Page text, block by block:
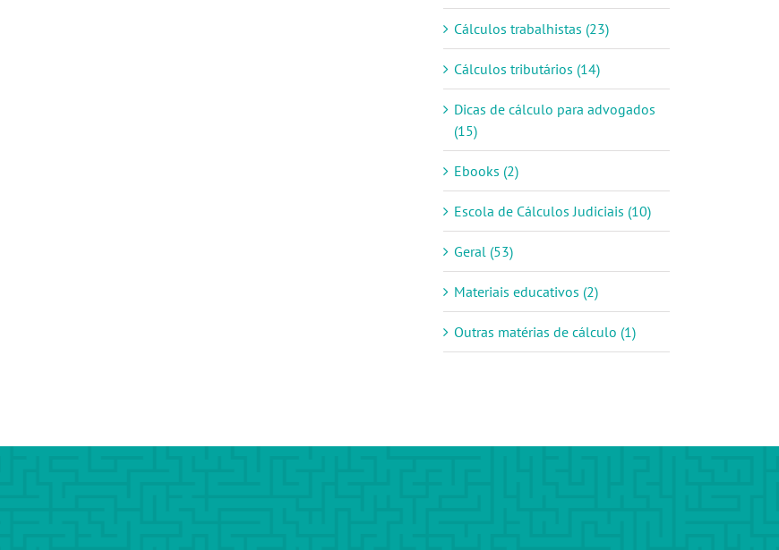
Cálculos trabalhistas (23)
Cálculos tributários (14)
Dicas de cálculo para advogados
(15)
Ebooks (2)
Escola de Cálculos Judiciais (10)
Geral (53)
Materiais educativos (2)
Outras matérias de cálculo (1)